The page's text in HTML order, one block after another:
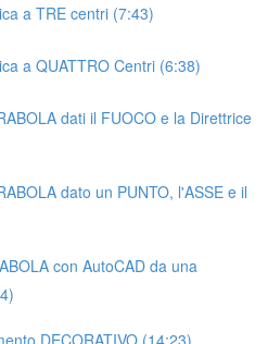
a TRE centri (7:43)
a QUATTRO Centri (6:38)
dati il FUOCO e la Direttrice
dato un PUNTO, l'ASSE e il
con AutoCAD da una
DECORATIVO (14:23)